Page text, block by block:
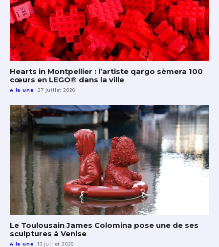
Hearts in Montpellier : l’artiste qargo sèmera 100
cœurs en LEGO® dans la ville
A la une 27 juillet 2026
Le Toulousain James Colomina pose une de ses
sculptures à Venise
A la une 13 juillet 2026